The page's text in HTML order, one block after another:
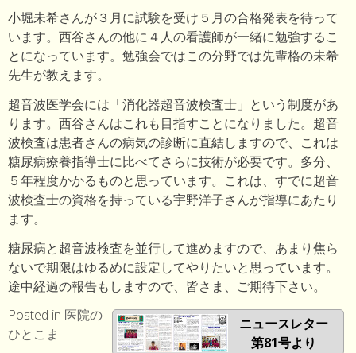
小堀未希さんが３月に試験を受け５月の合格発表を待って
います。西谷さんの他に４人の看護師が一緒に勉強するこ
とになっています。勉強会ではこの分野では先輩格の未希
先生が教えます。
超音波医学会には「消化器超音波検査士」という制度があ
ります。西谷さんはこれも目指すことになりました。超音
波検査は患者さんの病気の診断に直結しますので、これは
糖尿病療養指導士に比べてさらに技術が必要です。多分、
５年程度かかるものと思っています。これは、すでに超音
波検査士の資格を持っている宇野洋子さんが指導にあたり
ます。
糖尿病と超音波検査を並行して進めますので、あまり焦ら
ないで期限はゆるめに設定してやりたいと思っています。
途中経過の報告もしますので、皆さま、ご期待下さい。
ニュースレター
第81号より
Posted in 医院の
ひとこま